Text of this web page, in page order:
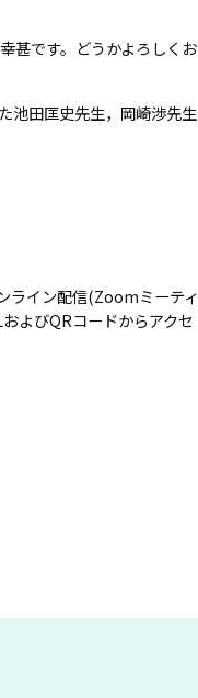
甚です。どうかよろしくお
池田匡史先生，岡崎渉先生
ライン配信(Zoomミーティ
よびQRコードからアクセ